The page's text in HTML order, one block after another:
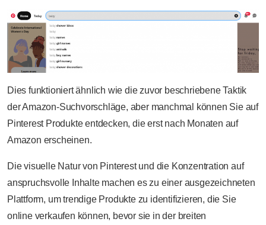
Dies funktioniert ähnlich wie die zuvor beschriebene Taktik
der Amazon-Suchvorschläge, aber manchmal können Sie auf
Pinterest Produkte entdecken, die erst nach Monaten auf
Amazon erscheinen.
Die visuelle Natur von Pinterest und die Konzentration auf
anspruchsvolle Inhalte machen es zu einer ausgezeichneten
Plattform, um trendige Produkte zu identifizieren, die Sie
online verkaufen können, bevor sie in der breiten